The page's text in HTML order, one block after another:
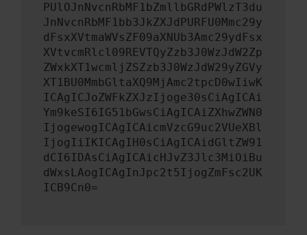
PUlOJnNvcnRbMF1bZmllbGRdPWlzT3du
JnNvcnRbMF1bb3JkZXJdPURFU0Mmc29y
dFsxXVtmaWVsZF09aXNUb3Amc29ydFsx
XVtvcmRlcl09REVTQyZzb3J0WzJdW2Zp
ZWxkXT1wcmljZSZzb3J0WzJdW29yZGVy
XT1BU0MmbGltaXQ9MjAmc2tpcD0wIiwK
ICAgICJoZWFkZXJzIjoge30sCiAgICAi
Ym9keSI6IG51bGwsCiAgICAiZXhwZWN0
IjogewogICAgICAicmVzcG9uc2VUeXBl
IjogIiIKICAgIH0sCiAgICAidGltZW91
dCI6IDAsCiAgICAicHJvZ3Jlc3MiOiBu
dWxsLAogICAgInJpc2t5IjogZmFsc2UK
ICB9Cn0=